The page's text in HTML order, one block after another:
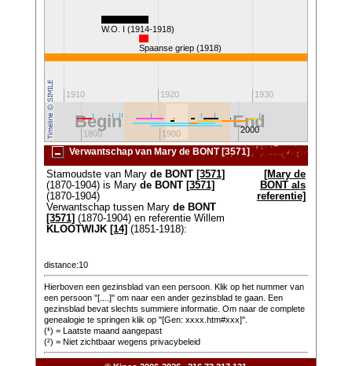
1910 1920 1930
Spaanse griep (1918)
W.O. I (1914-1918)
1800 1900 2000
Begin End
Verwantschap van Mary de BONT [3571]
Stamoudste van Mary de BONT [3571]
(1870-1904) is Mary de BONT [3571]
(1870-1904)
Verwantschap tussen Mary de BONT
[3571] (1870-1904) en referentie Willem
KLOOTWIJK [14] (1851-1918):
[Mary de
BONT als
referentie]
distance:10
Hierboven een gezinsblad van een persoon. Klik op het nummer van
een persoon "[....]" om naar een ander gezinsblad te gaan. Een
gezinsblad bevat slechts summiere informatie. Om naar de complete
genealogie te springen klik op "[Gen: xxxx.htm#xxx]".
(¹) = Laatste maand aangepast
(²) = Niet zichtbaar wegens privacybeleid